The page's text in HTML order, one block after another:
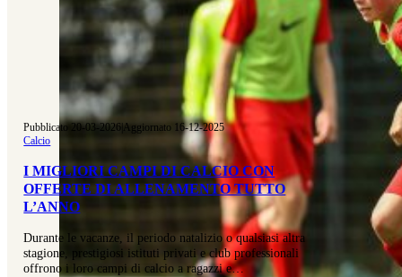
Pubblicato 20-03-2026|Aggiornato 16-12-2025
Calcio
I MIGLIORI CAMPI DI CALCIO CON
OFFERTE DI ALLENAMENTO TUTTO
L’ANNO
Durante le vacanze, il periodo natalizio o qualsiasi altra
stagione, prestigiosi istituti privati e club professionali
offrono i loro campi di calcio a ragazzi e…